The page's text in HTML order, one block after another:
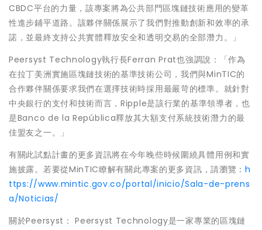
CBDC平台的力量，該專案將為公共部門區塊鏈技術應用的變革
性進步鋪平道路。該夥伴關係展示了我們對推動創新和效率的承
諾，並最終支持公共實體釋放安全和透明交易的全部潛力。」
Peersyst Technology執行長Ferran Prat也強調說：「作為
在拉丁美洲實施區塊鏈技術的基準技術公司，我們與MinTIC的
合作夥伴關係要求我們在選擇技術時採用最嚴苛的標準。就針對
中央銀行的支付和技術而言，Ripple是該行業的基準領導者，也
是Banco de la República釋放其大額支付系統技術潛力的最
佳盟友之一。」
有關此試點計畫的更多資訊將在今年晚些時候圍繞具體用例和實
施披露。若要從MinTIC瞭解有關此專案的更多資訊，請瀏覽： h
ttps://www.mintic.gov.co/portal/inicio/Sala-de-prens
a/Noticias/
關於Peersyst： Peersyst Technology是一家專業的區塊鏈